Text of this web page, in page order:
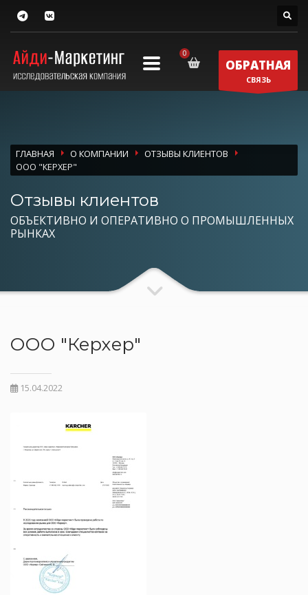
ОБРАТНАЯ
СВЯЗЬ
ГЛАВНАЯ О КОМПАНИИ
ОТЗЫВЫ КЛИЕНТОВ
ООО "КЕРХЕР"
Отзывы клиентов
ОБЪЕКТИВНО И ОПЕРАТИВНО О ПРОМЫШЛЕННЫХ
РЫНКАХ
ООО "Керхер"
15.04.2022